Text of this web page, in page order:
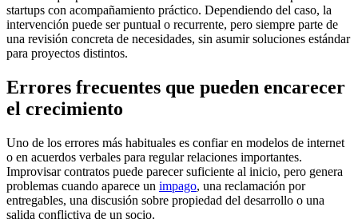
startups con acompañamiento práctico. Dependiendo del caso, la
intervención puede ser puntual o recurrente, pero siempre parte de
una revisión concreta de necesidades, sin asumir soluciones estándar
para proyectos distintos.
Errores frecuentes que pueden encarecer
el crecimiento
Uno de los errores más habituales es confiar en modelos de internet
o en acuerdos verbales para regular relaciones importantes.
Improvisar contratos puede parecer suficiente al inicio, pero genera
problemas cuando aparece un impago, una reclamación por
entregables, una discusión sobre propiedad del desarrollo o una
salida conflictiva de un socio.